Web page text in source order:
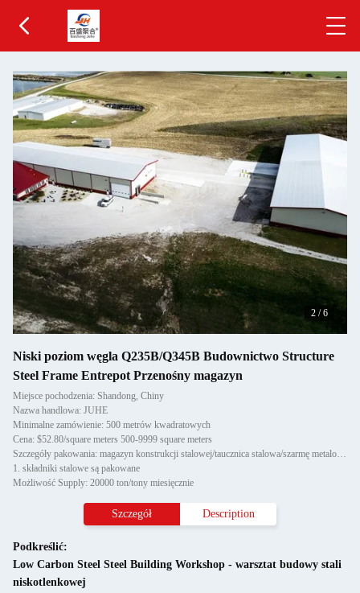
2 /6
Niski poziom węgla Q235B/Q345B Budownictwo Structure
Steel Frame Entrepot Przenośny magazyn
Miejsce pochodzenia: Shandong, Chiny
Nazwa handlowa: JUHE
Minimalne zamówienie: 500 metrów kwadratowych
Cena: $52.80/square meters 500-9999 square meters
Szczegóły pakowania: magazyn konstrukcji stalowej/taucznica stalowa/szarmę metalową:
1. składniki stalowe są pakowane
Możliwość Supply: 20000 ton/tony miesięcznie
Szczegół Description
Podkreślić:
Low Carbon Steel Steel Building Workshop - warsztat budowy stali
niskotlenkowej